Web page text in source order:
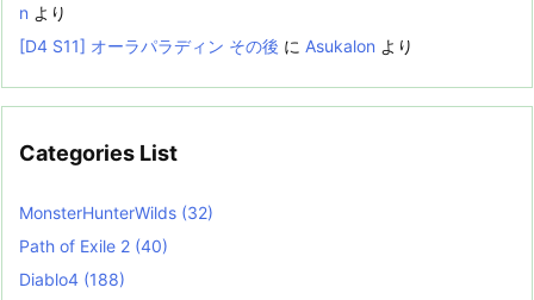
n より
[D4 S11] オーラパラディン その後 に Asukalon より
Categories List
MonsterHunterWilds (32)
Path of Exile 2 (40)
Diablo4 (188)